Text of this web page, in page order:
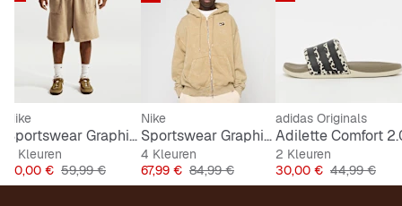
Nike
Sportswear Graphic Short
3 Kleuren
Prijs
40,00 € Originele Prijs
59,99 €
Nike
Sportswear Graphics Fullzip Hoodie
4 Kleuren
Prijs
67,99 € Originele Prijs
84,99 €
adidas Originals
Adilette Comfort
2 Kleuren
Prijs
30,00 € Originele
44,99 €